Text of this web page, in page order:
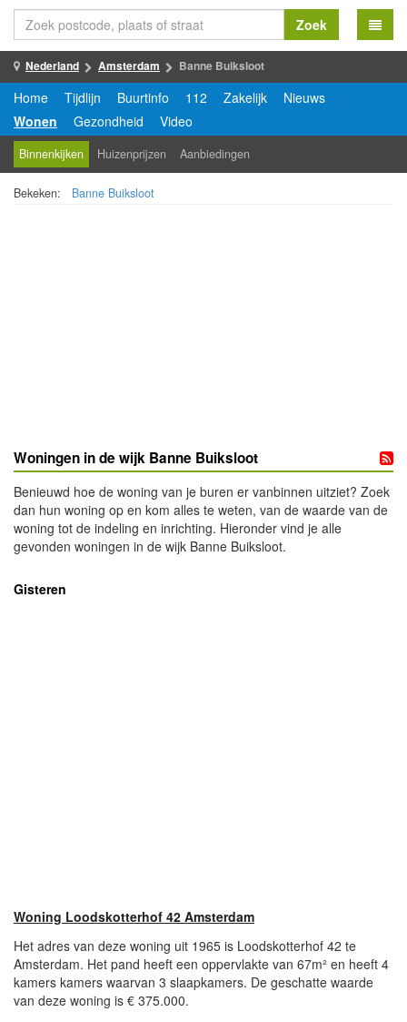
Zoek
Nederland Amsterdam Banne Buiksloot
Home Tijdlijn Buurtinfo 112 Zakelijk
Nieuws
Wonen
Gezondheid Video
Binnenkijken Huizenprijzen Aanbiedingen
Bekeken: Banne Buiksloot
Woningen in de wijk Banne Buiksloot
Benieuwd hoe de woning van je buren er vanbinnen uitziet? Zoek
dan hun woning op en kom alles te weten, van de waarde van de
woning tot de indeling en inrichting. Hieronder vind je alle
gevonden woningen in de wijk Banne Buiksloot.
Gisteren
Woning Loodskotterhof 42 Amsterdam
Het adres van deze woning uit 1965 is Loodskotterhof 42 te
Amsterdam. Het pand heeft een oppervlakte van 67m² en heeft 4
kamers kamers waarvan 3 slaapkamers. De geschatte waarde
van deze woning is € 375.000.